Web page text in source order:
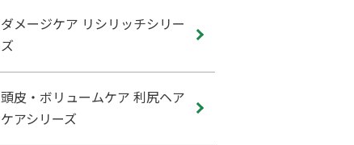
ダメージケア リシリッチシリー
ズ
頭皮・ボリュームケア 利尻ヘア
ケアシリーズ